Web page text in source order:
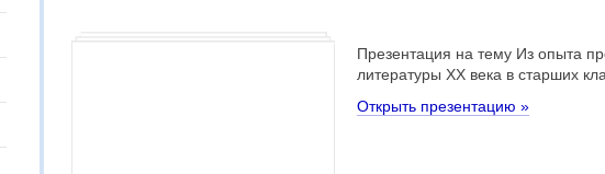
Презентация на тему Из опыта
литературы ХХ века в старших
Открыть презентацию »